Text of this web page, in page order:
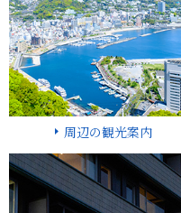
周辺の観光案内